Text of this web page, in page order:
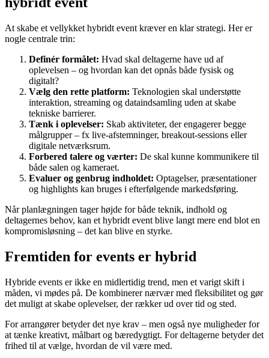
At skabe et vellykket hybridt event kræver en klar strategi. Her er
nogle centrale trin:
Definér formålet: Hvad skal deltagerne have ud af
oplevelsen – og hvordan kan det opnås både fysisk og
digitalt?
Vælg den rette platform: Teknologien skal understøtte
interaktion, streaming og dataindsamling uden at skabe
tekniske barrierer.
Tænk i oplevelser: Skab aktiviteter, der engagerer begge
målgrupper – fx live-afstemninger, breakout-sessions eller
digitale netværksrum.
Forbered talere og værter: De skal kunne kommunikere til
både salen og kameraet.
Evaluer og genbrug indholdet: Optagelser, præsentationer
og highlights kan bruges i efterfølgende markedsføring.
Når planlægningen tager højde for både teknik, indhold og
deltagernes behov, kan et hybridt event blive langt mere end blot en
kompromisløsning – det kan blive en styrke.
Fremtiden for events er hybrid
Hybride events er ikke en midlertidig trend, men et varigt skift i
måden, vi mødes på. De kombinerer nærvær med fleksibilitet og gør
det muligt at skabe oplevelser, der rækker ud over tid og sted.
For arrangører betyder det nye krav – men også nye muligheder for
at tænke kreativt, målbart og bæredygtigt. For deltagerne betyder det
frihed til at vælge, hvordan de vil være med.